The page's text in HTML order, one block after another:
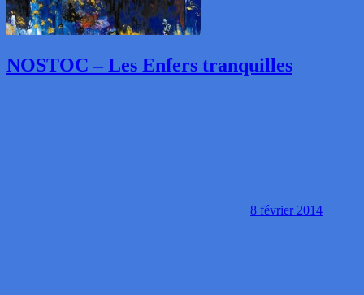
NOSTOC – Les Enfers tranquilles
8 février 2014